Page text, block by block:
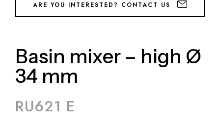
ARE YOU INTERESTED? CONTACT US
Basin mixer – high Ø
34 mm
RU621 E